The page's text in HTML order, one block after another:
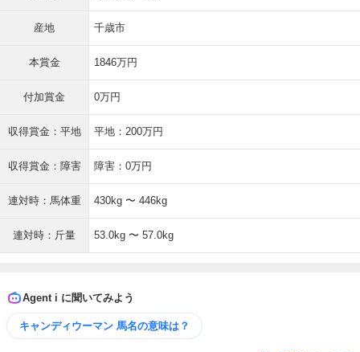
産地 千歳市
本賞金 1846万円
付加賞金 0万円
収得賞金：平地 平地：200万円
収得賞金：障害 障害：0万円
連対時：馬体重 430kg 〜 446kg
連対時：斤量 53.0kg 〜 57.0kg
Agent i に聞いてみよう
キャンディウーマン 馬名の意味は？